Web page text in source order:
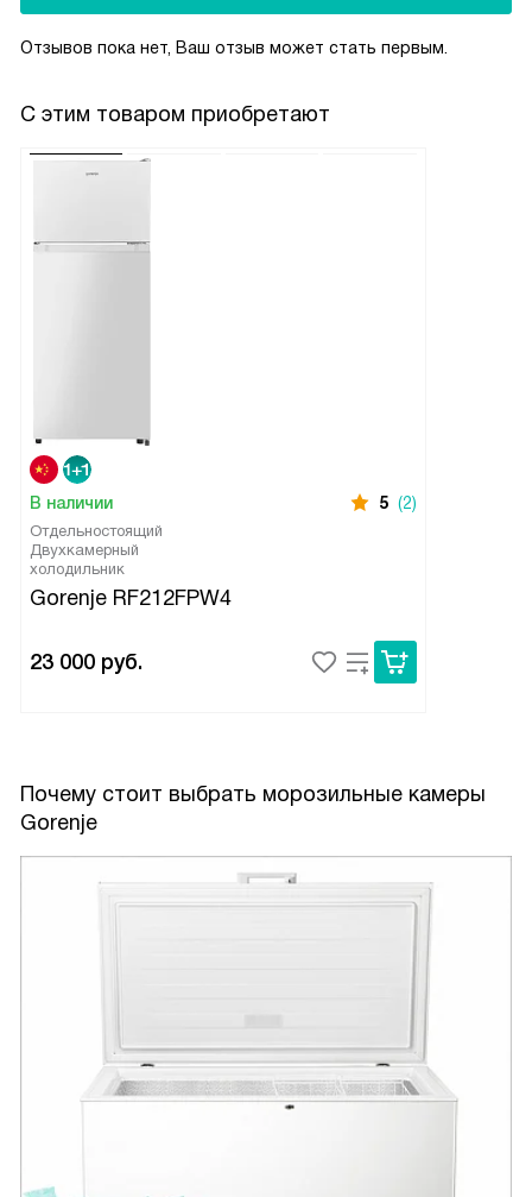
Отзывов пока нет, Ваш отзыв может стать первым.
С этим товаром приобретают
В наличии 5 (2)
Отдельностоящий
Двухкамерный
холодильник
Gorenje RF212FPW4
23 000 руб.
Почему стоит выбрать морозильные камеры
Gorenje